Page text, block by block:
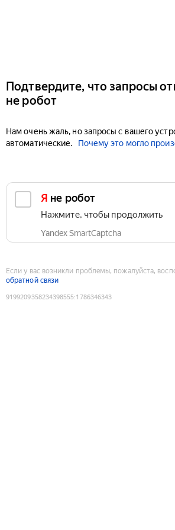
Подтвердите, что запросы
не робот
Нам очень жаль, но запросы с вашего
автоматические.
Почему это могло
Я не робот
Нажмите, чтобы продолжить
Yandex SmartCaptcha
Если у вас возникли проблемы, пожалуйста,
обратной связи
9199209358234398555:1786346343